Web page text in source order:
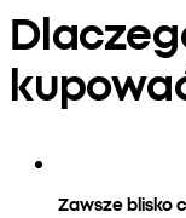
Zawsze blisko